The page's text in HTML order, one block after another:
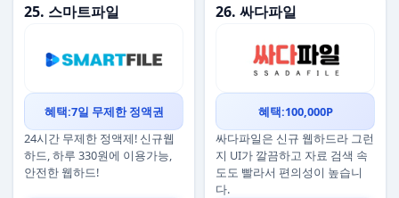
25. 스마트파일
혜택:7일 무제한 정액권
24시간 무제한 정액제! 신규웹
하드, 하루 330원에 이용가능,
안전한 웹하드!
26. 싸다파일
혜택:100,000P
싸다파일은 신규 웹하드라 그런
지 UI가 깔끔하고 자료 검색 속
도도 빨라서 편의성이 높습니
다.